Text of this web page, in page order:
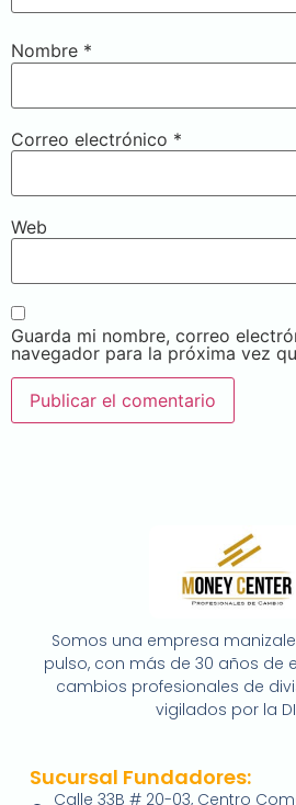
Nombre *
Correo electrónico *
Web
Guarda mi nombre, correo
navegador para la próxima vez
Somos una empresa
pulso, con más de 30 años de
cambios profesionales de
vigilados por la
Sucursal Fundadores:
Calle 33B # 20-03, Centro